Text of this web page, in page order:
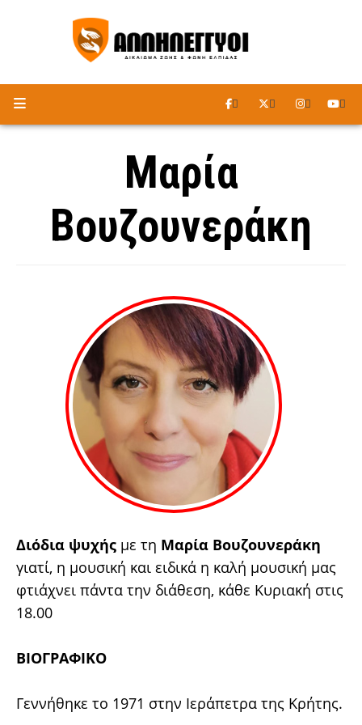
ΑΚΟΥΣΤΕ ΤΟ ΡΑΔΙΟΦΩΝΟ
Μαρία
Βουζουνεράκη
Διόδια ψυχής με τη Μαρία Βουζουνεράκη
γιατί, η μουσική και ειδικά η καλή μουσική μας
φτιάχνει πάντα την διάθεση, κάθε Κυριακή στις
18.00
ΒΙΟΓΡΑΦΙΚΟ
Γεννήθηκε το 1971 στην Ιεράπετρα της Κρήτης.